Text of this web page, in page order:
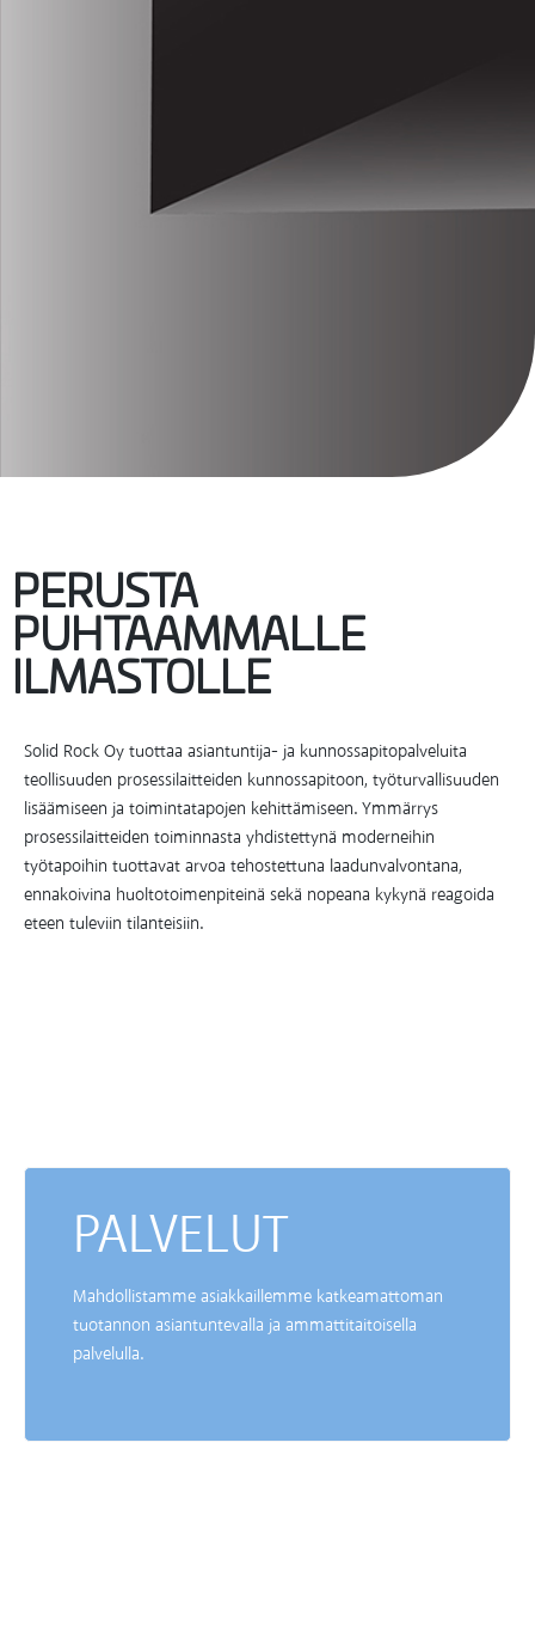
PERUSTA
PUHTAAMMALLE
ILMASTOLLE
Solid Rock Oy tuottaa asiantuntija- ja kunnossapitopalveluita
teollisuuden prosessilaitteiden kunnossapitoon, työturvallisuuden
lisäämiseen ja toimintatapojen kehittämiseen. Ymmärrys
prosessilaitteiden toiminnasta yhdistettynä moderneihin
työtapoihin tuottavat arvoa tehostettuna laadunvalvontana,
ennakoivina huoltotoimenpiteinä sekä nopeana kykynä reagoida
eteen tuleviin tilanteisiin.
PALVELUT
Mahdollistamme asiakkaillemme katkeamattoman
tuotannon asiantuntevalla ja ammattitaitoisella
palvelulla.